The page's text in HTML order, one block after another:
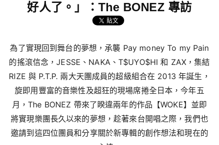
好人了。」：The BONEZ 專訪
為了實現回到舞台的夢想，承襲 Pay money To my Pain
的搖滾信念，JESSE、 NAKA、 T$UYO$HI 和 ZAX，集結
RIZE 與 P.T.P. 兩大天團成員的超級組合在 2013 年誕生，
旋即用豐富的音樂性及超狂的現場席捲全日本，今年五
月，The BONEZ 帶來了睽違兩年的作品【WOKE】並即
將實現樂團長久以來的夢想，趁著來台開唱之際，我們也
邀請到這四位團員和分享關於新專輯的創作想法和現在的